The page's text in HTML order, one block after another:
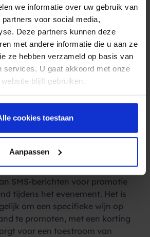
we informatie over uw gebruik van
voor social media,
Deze partners kunnen deze
met andere informatie die u aan ze
ze hebben verzameld op basis van
services. U gaat akkoord met onze
blijft gebruiken.
cookies toestaan
Aanpassen
nuttig tijdens de
voor het evenement, maar ook
zelf. Als er tijdens de
iets speciaals gebeurt
stand, is het mogelijk om de
op de hoogte te stellen.
zorgen voor een betere
het jongere publiek door het
mensen op het evenement.
SMS-berichten voor promotie
tijdens het evenement. Het is
om een ​​specifieke wijn op
te promoten, met een korting
voor een toestroom van